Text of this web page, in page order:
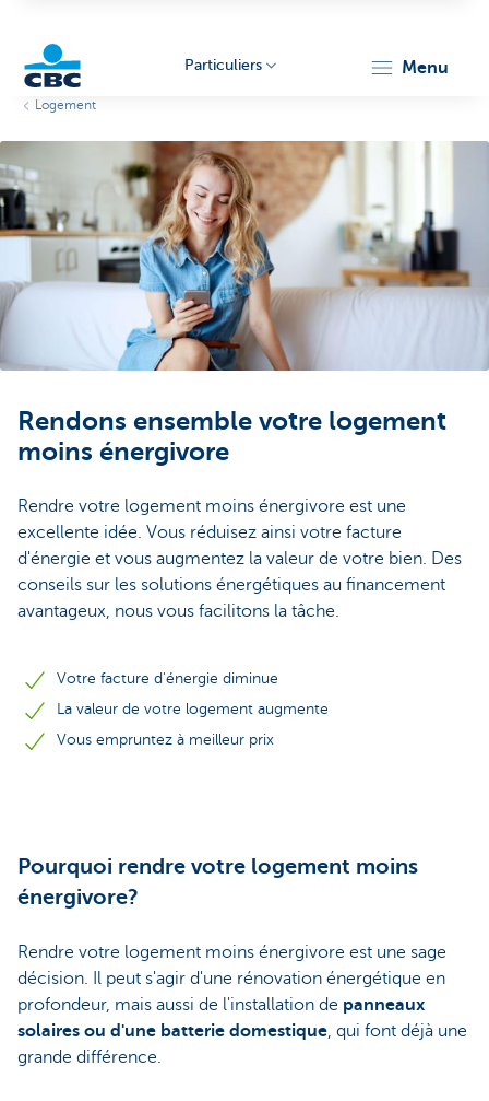
Particuliers menu
Logement
Rendons ensemble votre logement
moins énergivore
Rendre votre logement moins énergivore est une
excellente idée. Vous réduisez ainsi votre facture
d'énergie et vous augmentez la valeur de votre bien. Des
conseils sur les solutions énergétiques au financement
avantageux, nous vous facilitons la tâche.
Votre facture d'énergie diminue
La valeur de votre logement augmente
Vous empruntez à meilleur prix
Pourquoi rendre votre logement moins
énergivore?
Rendre votre logement moins énergivore est une sage
décision. Il peut s'agir d'une rénovation énergétique en
profondeur, mais aussi de l'installation de panneaux
solaires ou d'une batterie domestique, qui font déjà une
grande différence.